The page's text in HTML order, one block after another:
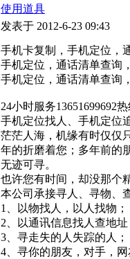
使用道具
发表于 2012-6-23 09:43
手机卡复制，手机定位，
手机定位，通话清单查询
手机定位，通话清单查询
24小时服务13651699692
手机定位找人、手机定位
茫茫人海，机缘有时仅仅
年的折磨着您；多年前的
无迹可寻。
也许您有时间，却没那个
本公司承接寻人、寻物、
1、以物找人，以人找物；
2、以通讯信息找人查地址
3、寻走失的人失踪的人；
4、寻你的朋友，对手，